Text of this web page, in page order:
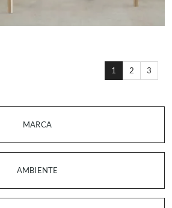
MARCA
AMBIENTE
1 2 3